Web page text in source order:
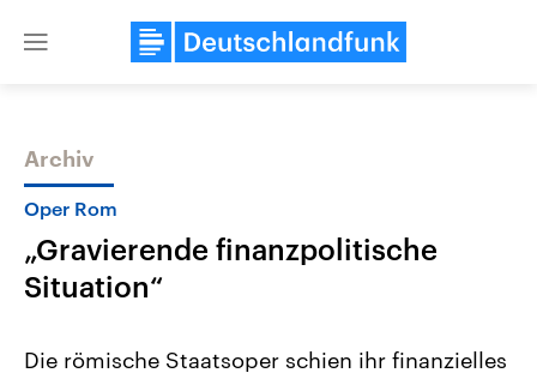
Close
Themen
Archiv
Oper Rom
„Gravierende finanzpolitische
Situation“
Die römische Staatsoper schien ihr finanzielles